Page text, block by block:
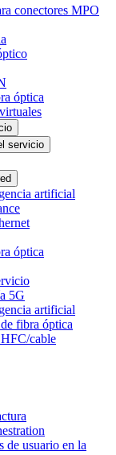
conectores MPO
óptica
servicio
artificial
óptica
5G
artificial
fibra óptica
cable
de usuario en la